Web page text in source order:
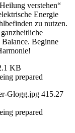
verstehen“
Energie
zu nutzen.
Beginne
KB
prepared
Glogg.jpg 415.27
prepared